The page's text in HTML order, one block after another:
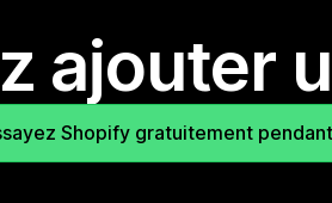
ajouter
Shopify gratuitement